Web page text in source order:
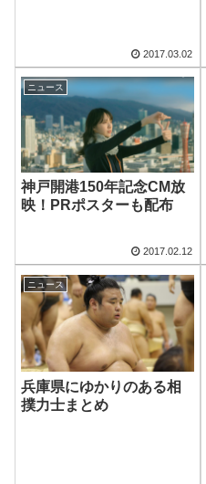
2017.03.02
ニュース
神戸開港150年記念CM放
映！PRポスターも配布
2017.02.12
ニュース
兵庫県にゆかりのある相
撲力士まとめ